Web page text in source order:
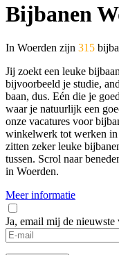
Bijbanen
In Woerden zijn 315
Jij zoekt een leuke
bijvoorbeeld je studie,
baan, dus. Eén die je
waar je natuurlijk een
onze vacatures voor
winkelwerk tot werken in
zitten zeker leuke
tussen. Scrol naar
in Woerden.
Meer informatie
Ja, email mij de nieuwste